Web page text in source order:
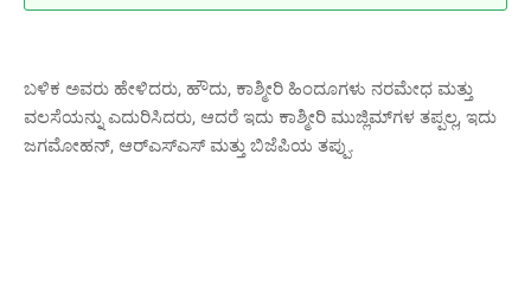
ಬಳಿಕ ಅವರು ಹೇಳಿದರು, ಹೌದು, ಕಾಶ್ಮೀರಿ ಹಿಂದೂಗಳು ನರಮೇಧ ಮತ್ತು
ವಲಸೆಯನ್ನು ಎದುರಿಸಿದರು, ಆದರೆ ಇದು ಕಾಶ್ಮೀರಿ ಮುಜ್ಲಿಮ್‌ಗಳ ತಪ್ಪಲ್ಲ, ಇದು
ಜಗಮೋಹನ್, ಆರ್‌ಎಸ್‌ಎಸ್ ಮತ್ತು ಬಿಜೆಪಿಯ ತಪ್ಪು.